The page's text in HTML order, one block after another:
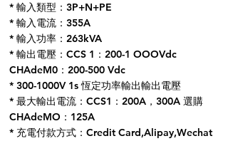
* 輸入類型：3P+N+PE
* 輸入電流：355A
* 輸入功率：263kVA
* 輸出電壓：CCS 1：200-1 OOOVdc
CHAdeM0：200-500 Vdc
* 300-1000V 1s 恆定功率輸出輸出電壓
* 最大輸出電流：CCS1：200A，300A 選購
CHAdeMO：125A
* 充電付款方式：Credit Card,Alipay,Wechat